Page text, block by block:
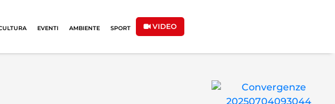
EVENTI AMBIENTE SPORT VIDEO